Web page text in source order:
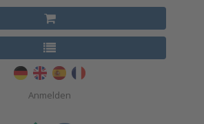
Anmelden